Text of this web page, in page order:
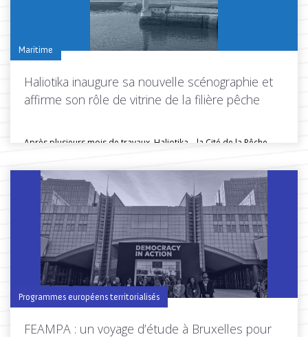
Maritime
Haliotika inaugure sa nouvelle scénographie et
affirme son rôle de vitrine de la filière pêche
Après plusieurs mois de travaux, Haliotika – la Cité de la Pêche...
Toutes les actus de cette rubrique LIRE LA SUITE
Programmes européens territorialisés
FEAMPA : un voyage d’étude à Bruxelles pour